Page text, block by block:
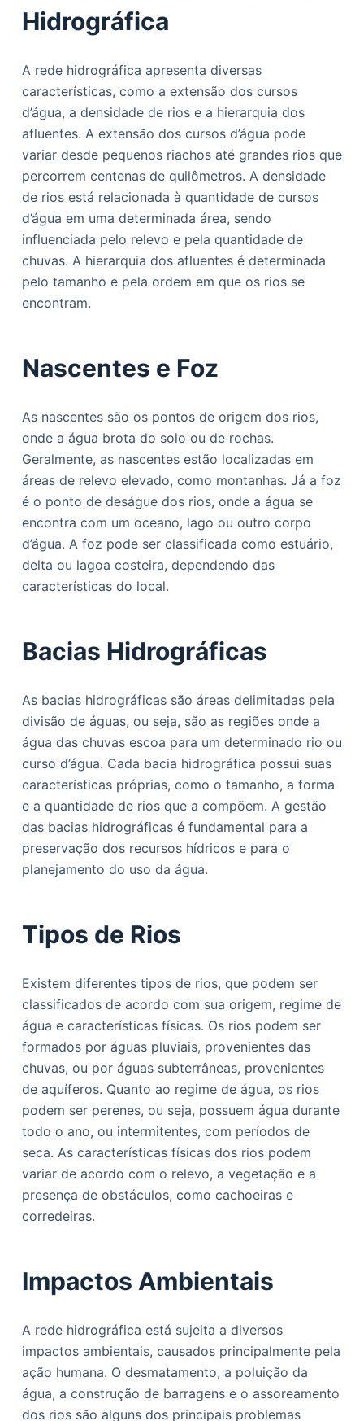
Hidrográfica
A rede hidrográfica apresenta diversas
características, como a extensão dos cursos
d’água, a densidade de rios e a hierarquia dos
afluentes. A extensão dos cursos d’água pode
variar desde pequenos riachos até grandes rios que
percorrem centenas de quilômetros. A densidade
de rios está relacionada à quantidade de cursos
d’água em uma determinada área, sendo
influenciada pelo relevo e pela quantidade de
chuvas. A hierarquia dos afluentes é determinada
pelo tamanho e pela ordem em que os rios se
encontram.
Nascentes e Foz
As nascentes são os pontos de origem dos rios,
onde a água brota do solo ou de rochas.
Geralmente, as nascentes estão localizadas em
áreas de relevo elevado, como montanhas. Já a foz
é o ponto de deságue dos rios, onde a água se
encontra com um oceano, lago ou outro corpo
d’água. A foz pode ser classificada como estuário,
delta ou lagoa costeira, dependendo das
características do local.
Bacias Hidrográficas
As bacias hidrográficas são áreas delimitadas pela
divisão de águas, ou seja, são as regiões onde a
água das chuvas escoa para um determinado rio ou
curso d’água. Cada bacia hidrográfica possui suas
características próprias, como o tamanho, a forma
e a quantidade de rios que a compõem. A gestão
das bacias hidrográficas é fundamental para a
preservação dos recursos hídricos e para o
planejamento do uso da água.
Tipos de Rios
Existem diferentes tipos de rios, que podem ser
classificados de acordo com sua origem, regime de
água e características físicas. Os rios podem ser
formados por águas pluviais, provenientes das
chuvas, ou por águas subterrâneas, provenientes
de aquíferos. Quanto ao regime de água, os rios
podem ser perenes, ou seja, possuem água durante
todo o ano, ou intermitentes, com períodos de
seca. As características físicas dos rios podem
variar de acordo com o relevo, a vegetação e a
presença de obstáculos, como cachoeiras e
corredeiras.
Impactos Ambientais
A rede hidrográfica está sujeita a diversos
impactos ambientais, causados principalmente pela
ação humana. O desmatamento, a poluição da
água, a construção de barragens e o assoreamento
dos rios são alguns dos principais problemas